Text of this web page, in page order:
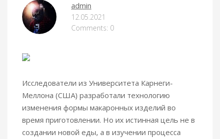
ОРУЖИЕ МИРА
admin
12.05.2021
Comments: 0
Исследователи из Университета Карнеги-
Меллона (США) разработали технологию
изменения формы макаронных изделий во
время приготовлении. Но их истинная цель не в
создании новой еды, а в изучении процесса